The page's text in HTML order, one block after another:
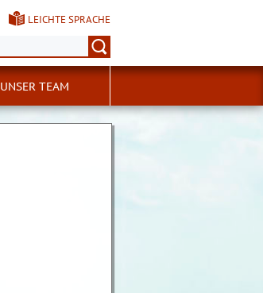
LEICHTE SPRACHE
UNSER TEAM